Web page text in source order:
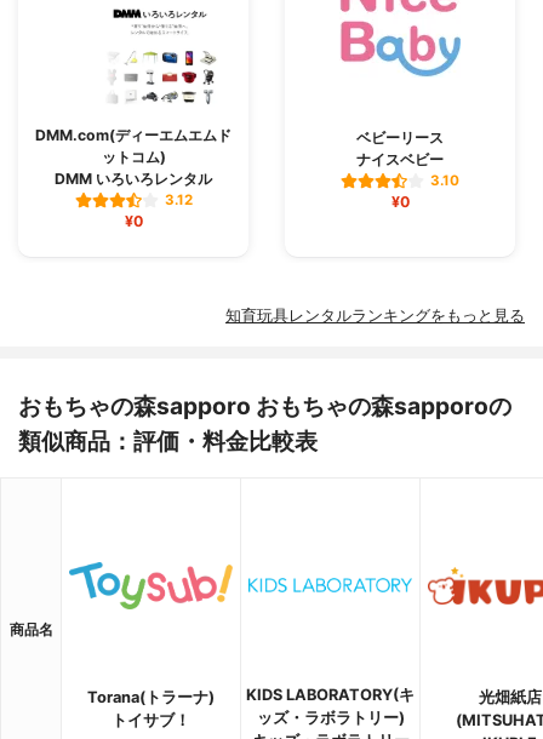
DMM.com(ディーエムエムド
ットコム)
DMM いろいろレンタル
3.12
¥0
ベビーリース
ナイスベビー
3.10
¥0
知育玩具レンタルランキングをもっと見る
おもちゃの森sapporo おもちゃの森sapporoの
類似商品：評価・料金比較表
商品名
Torana(トラーナ)
トイサブ！
KIDS LABORATORY(キ
ッズ・ラボラトリー)
光畑紙店